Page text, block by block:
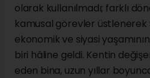
olarak kullanılmadı; farklı
kamusal görevler üstlenerek
ekonomik ve siyasi
biri hâline geldi. Kentin
eden bina, uzun yıllar